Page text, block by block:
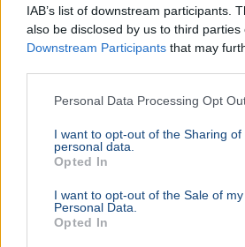
IAB’s list of downstream participants.
also be disclosed by us to third parties
Downstream Participants that may
Personal Data Processing Opt
I want to opt-out of the Sharing of
personal data.
Opted In
I want to opt-out of the Sale of my
Personal Data.
Opted In
Rezsicsökkentés